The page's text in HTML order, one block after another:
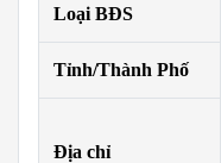
Loại BĐS
Tỉnh/Thành Phố
Địa chỉ